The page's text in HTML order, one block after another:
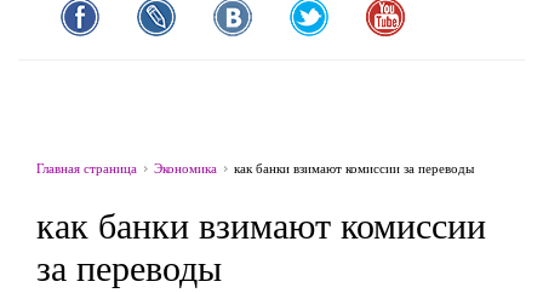
Главная страница Экономика как банки взимают комиссии за переводы
как банки взимают комиссии
за переводы